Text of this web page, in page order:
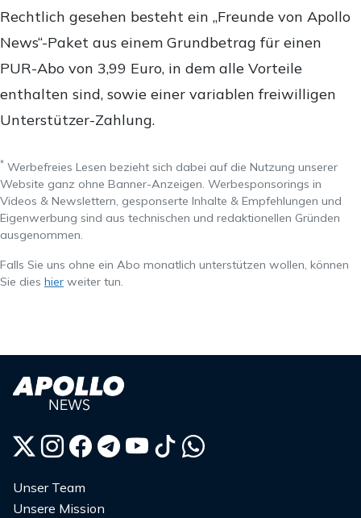
Rechtlich gesehen besteht ein „Freunde von Apollo
News“-Paket aus einem Grundbetrag für einen
PUR-Abo von 3,99 Euro, in dem alle Vorteile
enthalten sind, sowie einer variablen freiwilligen
Unterstützer-Zahlung.
* Werbefreies Lesen bezieht sich dabei auf die Nutzung unserer
Website ganz ohne Banner-Anzeigen. Werbesponsorings in
Videos & Newslettern, gesponserte Inhalte & Empfehlungen und
Eigenwerbung sind aus technischen und redaktionellen Gründen
ausgenommen.
Falls Sie uns ohne ein Abo monatlich unterstützen wollen, können
Sie dies hier weiter tun.
Unser Team
Unsere Mission